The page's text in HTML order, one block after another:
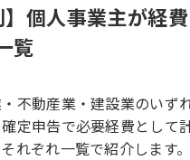
】個人事業主が経
覧
不動産業・建設業のいず
定申告で必要経費として
れぞれ一覧で紹介します。